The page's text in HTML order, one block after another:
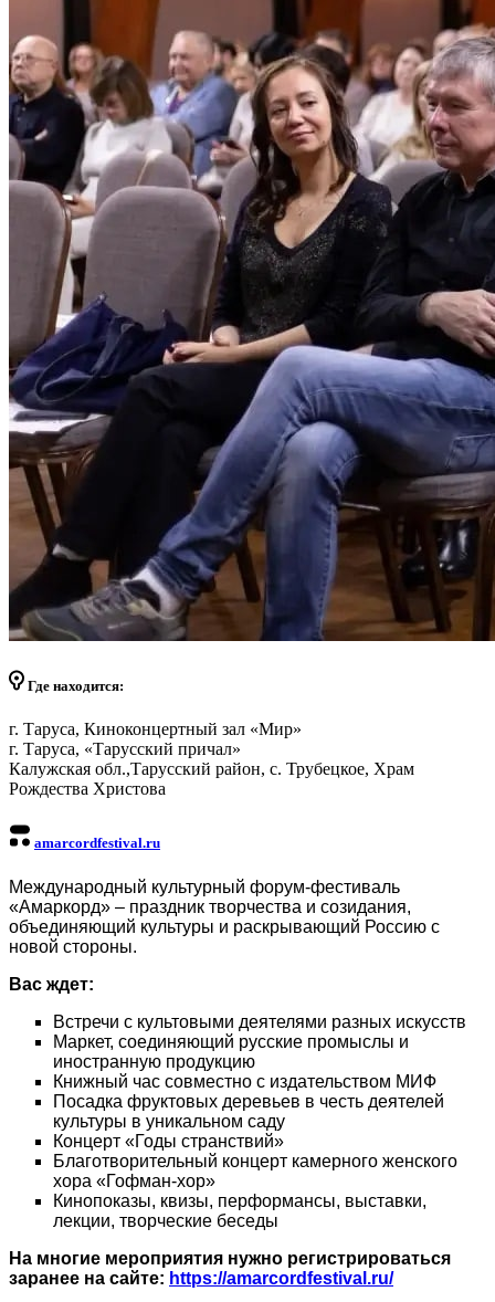
Где находится:
г. Таруса, Киноконцертный зал «Мир»
г. Таруса, «Тарусский причал»
Калужская обл.,Тарусский район, с. Трубецкое, Храм
Рождества Христова
amarcordfestival.ru
Международный культурный форум-фестиваль
«Амаркорд» – праздник творчества и созидания,
объединяющий культуры и раскрывающий Россию с
новой стороны.
Вас ждет:
Встречи с культовыми деятелями разных искусств
Маркет, соединяющий русские промыслы и
иностранную продукцию
Книжный час совместно с издательством МИФ
Посадка фруктовых деревьев в честь деятелей
культуры в уникальном саду
Концерт «Годы странствий»
Благотворительный концерт камерного женского
хора «Гофман-хор»
Кинопоказы, квизы, перформансы, выставки,
лекции, творческие беседы
На многие мероприятия нужно регистрироваться
заранее на сайте: https://amarcordfestival.ru/